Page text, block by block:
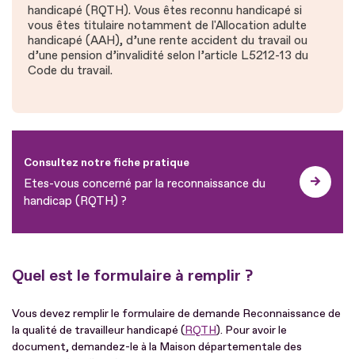
handicapé (RQTH). Vous êtes reconnu handicapé si
vous êtes titulaire notamment de l'Allocation adulte
handicapé (AAH), d’une rente accident du travail ou
d’une pension d’invalidité selon l’article L5212-13 du
Code du travail.
Consultez notre fiche pratique
Etes-vous concerné par la reconnaissance du
handicap (RQTH) ?
Quel est le formulaire à remplir ?
Vous devez remplir le formulaire de demande Reconnaissance de
la qualité de travailleur handicapé (RQTH). Pour avoir le
document, demandez-le à la Maison départementale des